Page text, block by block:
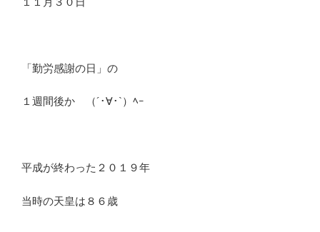
「勤労感謝の日」の
１週間後か （´･∀･`）ﾍｰ
平成が終わった２０１９年
当時の天皇は８６歳